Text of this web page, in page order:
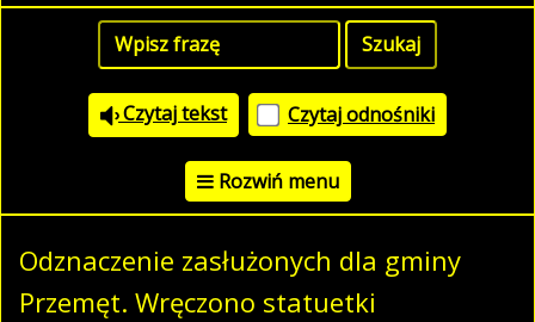
Czytaj tekst Czytaj odnośniki
Rozwiń menu
Odznaczenie zasłużonych dla gminy
Przemęt. Wręczono statuetki